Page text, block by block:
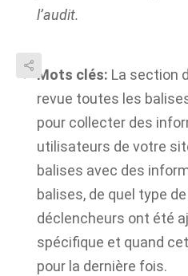
l’audit.
Mots clés: La section
revue toutes les
pour collecter des
utilisateurs de votre
balises avec des
balises, de quel type
déclencheurs ont été
spécifique et quand
pour la dernière fois.